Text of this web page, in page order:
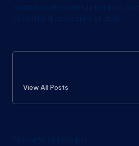
realtà lavorativa del suo territorio,
possibilità di proseguire gli studi.
View All Posts